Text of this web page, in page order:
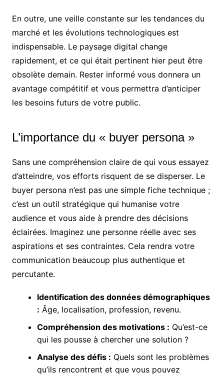
En outre, une veille constante sur les tendances du
marché et les évolutions technologiques est
indispensable. Le paysage digital change
rapidement, et ce qui était pertinent hier peut être
obsolète demain. Rester informé vous donnera un
avantage compétitif et vous permettra d’anticiper
les besoins futurs de votre public.
L’importance du « buyer persona »
Sans une compréhension claire de qui vous essayez
d’atteindre, vos efforts risquent de se disperser. Le
buyer persona n’est pas une simple fiche technique ;
c’est un outil stratégique qui humanise votre
audience et vous aide à prendre des décisions
éclairées. Imaginez une personne réelle avec ses
aspirations et ses contraintes. Cela rendra votre
communication beaucoup plus authentique et
percutante.
Identification des données démographiques
: Âge, localisation, profession, revenu.
Compréhension des motivations : Qu’est-ce
qui les pousse à chercher une solution ?
Analyse des défis : Quels sont les problèmes
qu’ils rencontrent et que vous pouvez